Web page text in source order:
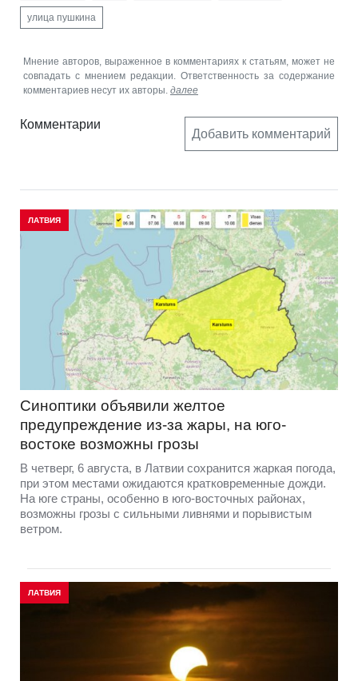
улица пушкина
Мнение авторов, выраженное в комментариях к статьям, может не
совпадать с мнением редакции. Ответственность за содержание
комментариев несут их авторы. далее
Комментарии
Добавить комментарий
ЛАТВИЯ
Синоптики объявили желтое
предупреждение из-за жары, на юго-
востоке возможны грозы
В четверг, 6 августа, в Латвии сохранится жаркая погода,
при этом местами ожидаются кратковременные дожди.
На юге страны, особенно в юго-восточных районах,
возможны грозы с сильными ливнями и порывистым
ветром.
ЛАТВИЯ